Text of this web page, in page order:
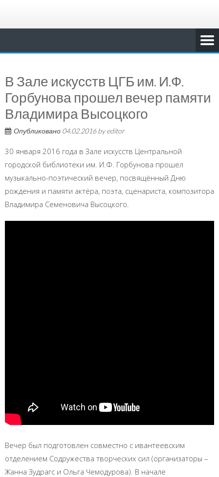
В Зале искусств ЦГБ им. И.Ф.
Горбунова прошел вечер памяти
Владимира Высоцкого
Опубликовано 04.02.2016byeditor
30 января 2016 года в Зале искусств Центральной
городской библиотеки им. И.Ф. Горбунова прошел
музыкально-поэтический вечер, посвящённый Дню
рождения и памяти актёра, поэта, сценариста, композитора
Владимира Семеновича Высоцкого.
Вечер был подготовлен совместно с ивантеевским
отделением Содружества творческих сил (организаторы –
Жанна Зудрагс и Ольга Чемодурова). В начале